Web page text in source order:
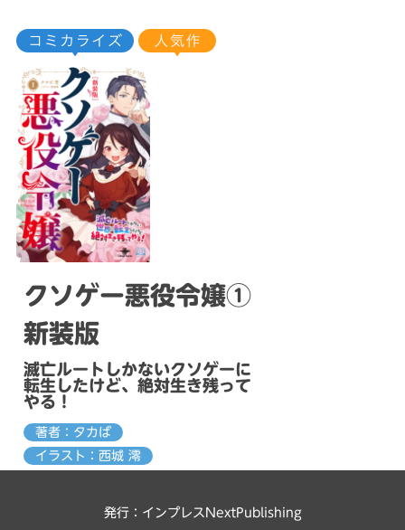
クソゲー悪役令嬢①
新装版
滅亡ルートしかないクソゲーに
転生したけど、絶対生き残って
やる！
著者：タカば
イラスト：西城 澪
発行：インプレスNextPublishing